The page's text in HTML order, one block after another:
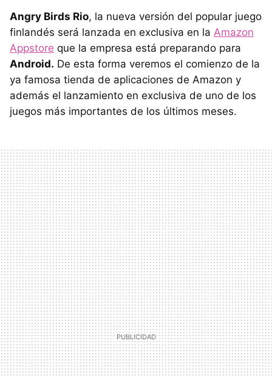
Angry Birds Rio, la nueva versión del popular juego
finlandés será lanzada en exclusiva en la Amazon
Appstore que la empresa está preparando para
Android. De esta forma veremos el comienzo de la
ya famosa tienda de aplicaciones de Amazon y
además el lanzamiento en exclusiva de uno de los
juegos más importantes de los últimos meses.